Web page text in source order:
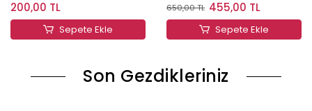
200,00 TL
Sepete Ekle
650,00 TL 455,00 TL
Sepete Ekle
Son Gezdikleriniz